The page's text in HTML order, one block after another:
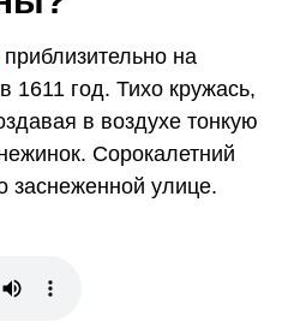
приблизительно на
1611 год. Тихо кружась,
в воздухе тонкую
Сорокалетний
заснеженной улице.